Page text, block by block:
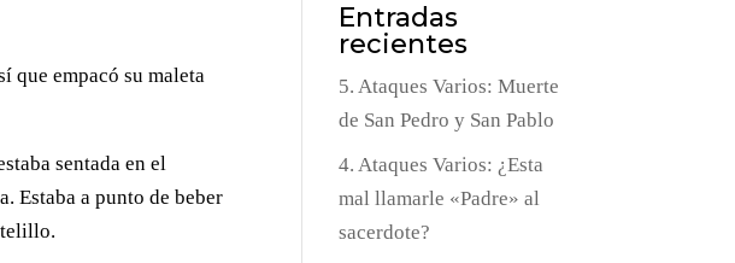
que empacó su maleta
sentada en el
Estaba a punto de beber
Entradas
recientes
5. Ataques Varios: Muerte
de San Pedro y San Pablo
4. Ataques Varios: ¿Esta
mal llamarle «Padre» al
sacerdote?